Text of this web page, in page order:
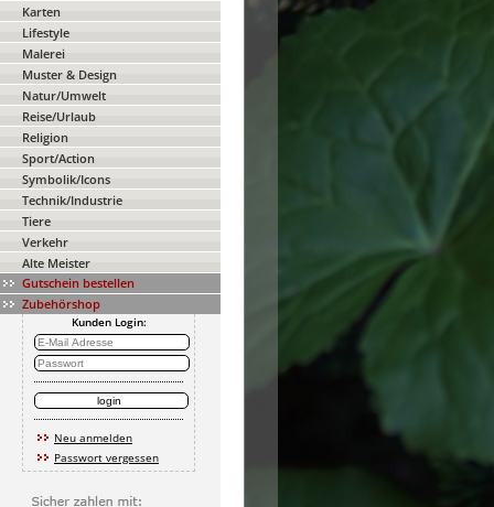
Karten
Lifestyle
Malerei
Muster & Design
Natur/Umwelt
Reise/Urlaub
Religion
Sport/Action
Symbolik/Icons
Technik/Industrie
Tiere
Verkehr
Alte Meister
Gutschein bestellen
Zubehörshop
Kunden Login:
Neu anmelden
Passwort vergessen